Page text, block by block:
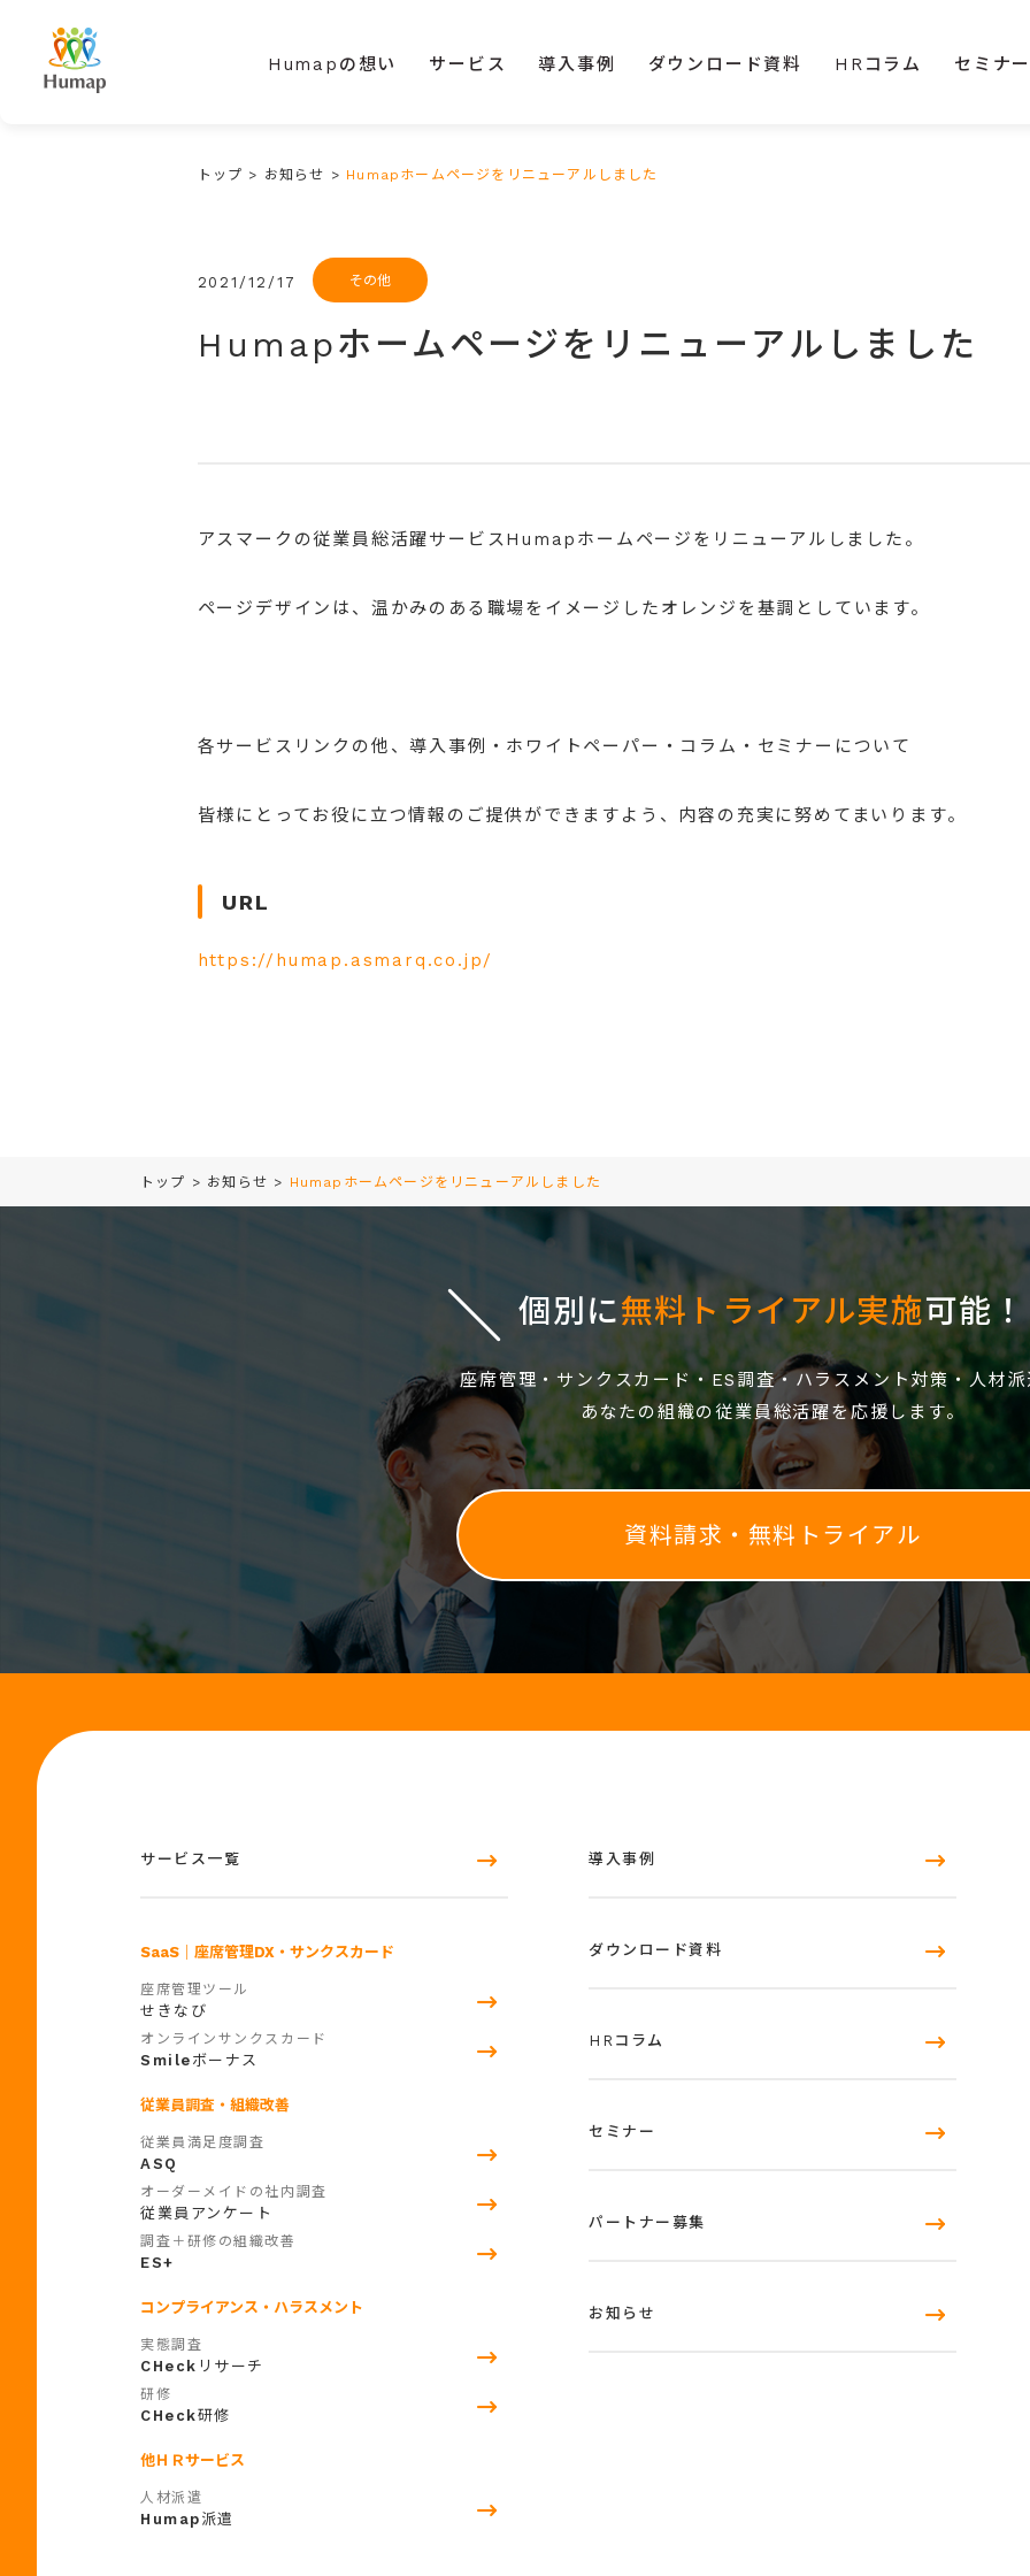
Humapの想い サービス 導入事例 ダウンロード資料 HRコラム セミナ
トップ > お知らせ > Humapホームページをリニューアルしました
2021/12/17 その他
Humapホームページをリニューアルしました
アスマークの従業員総活躍サービスHumapホームページをリニューアルしました。
ページデザインは、温かみのある職場をイメージしたオレンジを基調としています。
各サービスリンクの他、導入事例・ホワイトペーパー・コラム・セミナーについて
皆様にとってお役に立つ情報のご提供ができますよう、内容の充実に努めてまいります。
URL
https://humap.asmarq.co.jp/
トップ > お知らせ > Humapホームページをリニューアルしました
個別に無料トライアル実施可能！
座席管理・サンクスカード・ES調査・ハラスメント対策・人材
あなたの組織の従業員総活躍を応援します。
資料請求・無料トライアル
サービス一覧
SaaS ｜座席管理DX・サンクスカード
座席管理ツール
せきなび
オンラインサンクスカード
Smile ボーナス
従業員調査・組織改善
従業員満足度調査
ASQ
オーダーメイドの社内調査
従業員アンケート
調査＋研修の組織改善
ES+
コンプライアンス・ハラスメント
実態調査
CHeck リサーチ
研修
CHeck研修
他ＨＲサービス
人材派遣
Humap 派遣
導入事例
ダウンロード資料
HRコラム
セミナー
パートナー募集
お知らせ